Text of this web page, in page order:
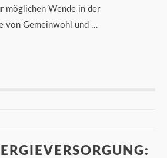
möglichen Wende in der
von Gemeinwohl und …